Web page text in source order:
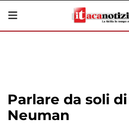
Parlare da soli
Neuman